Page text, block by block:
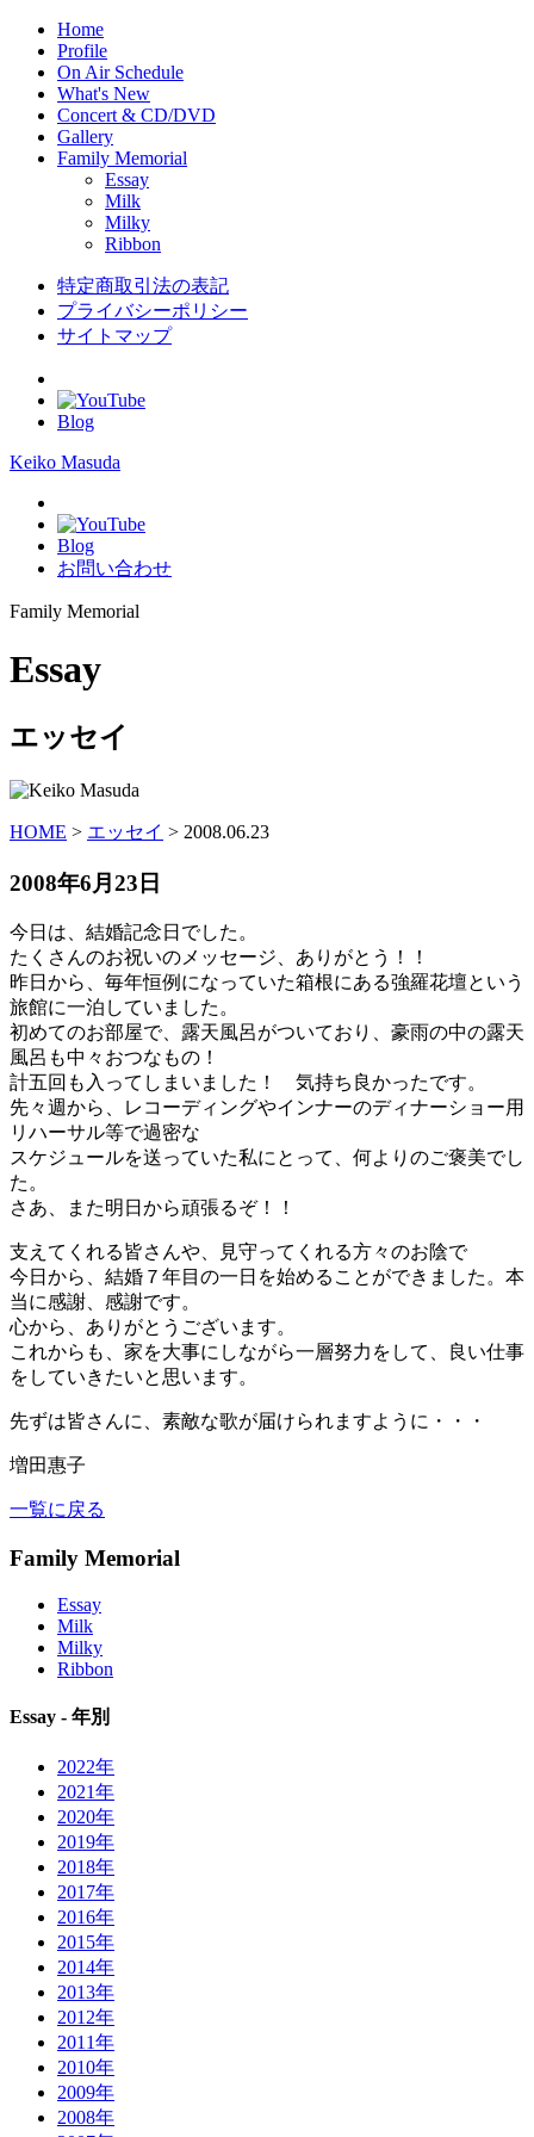
Home
Profile
On Air Schedule
What's New
Concert & CD/DVD
Gallery
Family Memorial
Essay
Milk
Milky
Ribbon
特定商取引法の表記
プライバシーポリシー
サイトマップ
Blog
Keiko Masuda
Blog
お問い合わせ
Family Memorial
Essay
エッセイ
HOME > エッセイ > 2008.06.23
2008年6月23日
今日は、結婚記念日でした。
たくさんのお祝いのメッセージ、ありがとう！！
昨日から、毎年恒例になっていた箱根にある強羅花壇という
旅館に一泊していました。
初めてのお部屋で、露天風呂がついており、豪雨の中の露天
風呂も中々おつなもの！
計五回も入ってしまいました！ 気持ち良かったです。
先々週から、レコーディングやインナーのディナーショー用
リハーサル等で過密な
スケジュールを送っていた私にとって、何よりのご褒美でし
た。
さあ、また明日から頑張るぞ！！
支えてくれる皆さんや、見守ってくれる方々のお陰で
今日から、結婚７年目の一日を始めることができました。本
当に感謝、感謝です。
心から、ありがとうございます。
これからも、家を大事にしながら一層努力をして、良い仕事
をしていきたいと思います。
先ずは皆さんに、素敵な歌が届けられますように・・・
増田惠子
一覧に戻る
Family Memorial
Essay
Milk
Milky
Ribbon
Essay - 年別
2022年
2021年
2020年
2019年
2018年
2017年
2016年
2015年
2014年
2013年
2012年
2011年
2010年
2009年
2008年